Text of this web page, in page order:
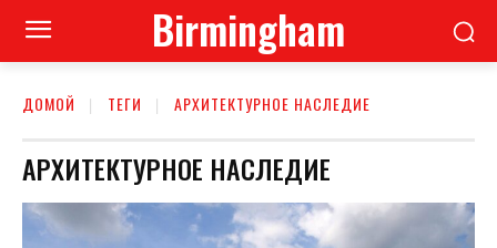
Birmingham
ДОМОЙ ТЕГИ АРХИТЕКТУРНОЕ НАСЛЕДИЕ
АРХИТЕКТУРНОЕ НАСЛЕДИЕ